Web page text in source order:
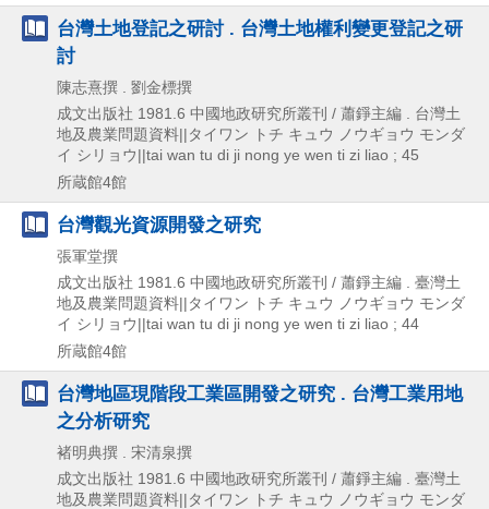
台灣土地登記之研討 . 台灣土地權利變更登記之研
討
陳志熹撰 . 劉金標撰
成文出版社 1981.6 中國地政研究所叢刊 / 蕭錚主編 . 台灣土
地及農業問題資料||タイワン トチ キュウ ノウギョウ モンダ
イ シリョウ||tai wan tu di ji nong ye wen ti zi liao ; 45
所蔵館4館
台灣觀光資源開發之研究
張軍堂撰
成文出版社 1981.6 中國地政研究所叢刊 / 蕭錚主編 . 臺灣土
地及農業問題資料||タイワン トチ キュウ ノウギョウ モンダ
イ シリョウ||tai wan tu di ji nong ye wen ti zi liao ; 44
所蔵館4館
台灣地區現階段工業區開發之研究 . 台灣工業用地
之分析研究
褚明典撰 . 宋清泉撰
成文出版社 1981.6 中國地政研究所叢刊 / 蕭錚主編 . 臺灣土
地及農業問題資料||タイワン トチ キュウ ノウギョウ モンダ